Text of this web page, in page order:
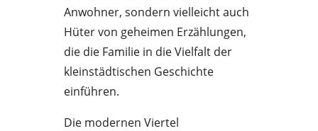
Anwohner, sondern vielleicht auch
Hüter von geheimen Erzählungen,
die die Familie in die Vielfalt der
kleinstädtischen Geschichte
einführen.
Die modernen Viertel